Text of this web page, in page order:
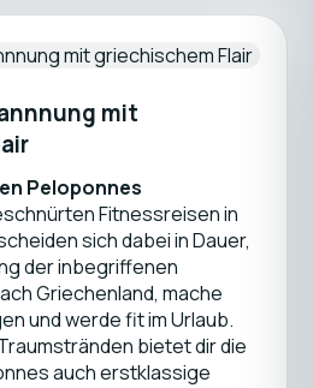
mit
Peloponnes
Fitnessreisen in
sich dabei in Dauer,
der inbegriffenen
Griechenland, mache
und werde fit im Urlaub.
bietet dir die
auch erstklassige